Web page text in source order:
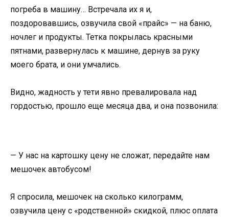
погреба в машину… Встречала их я и,
поздоровавшись, озвучила свой «прайс» — на баню,
ночлег и продукты. Тетка покрылась красными
пятнами, развернулась к машине, дернув за руку
моего брата, и они умчались.
Видно, жадность у тети явно превалировала над
гордостью, прошло еще месяца два, и она позвонила:
— У нас на картошку цену не сложат, передайте нам
мешочек автобусом!
Я спросила, мешочек на сколько килограмм,
озвучила цену с «родственной» скидкой, плюс оплата